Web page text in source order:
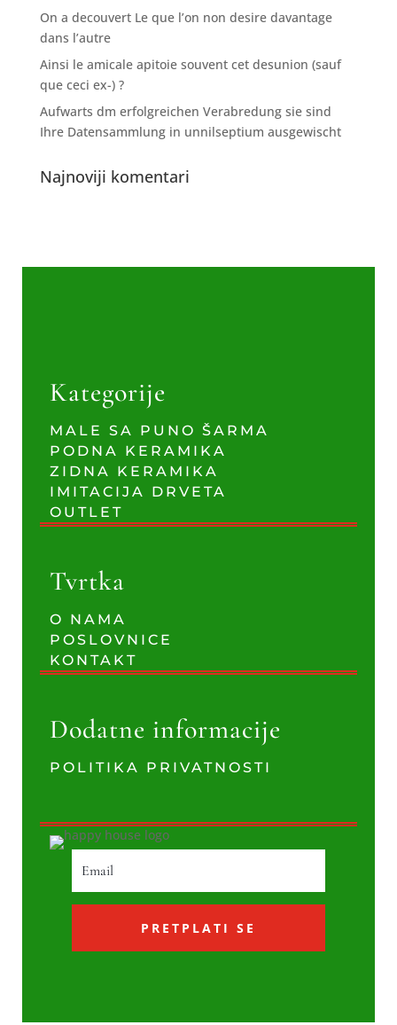
On a decouvert Le que l’on non desire davantage
dans l’autre
Ainsi le amicale apitoie souvent cet desunion (sauf
que ceci ex-) ?
Aufwarts dm erfolgreichen Verabredung sie sind
Ihre Datensammlung in unnilseptium ausgewischt
Najnoviji komentari
Kategorije
MALE SA PUNO ŠARMA
PODNA KERAMIKA
ZIDNA KERAMIKA
IMITACIJA DRVETA
OUTLET
Tvrtka
O NAMA
POSLOVNICE
KONTAKT
Dodatne informacije
POLITIKA PRIVATNOSTI
PRETPLATI SE